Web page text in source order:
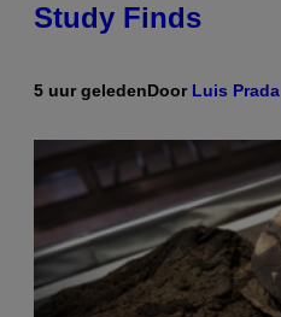
Study Finds
5 uur geledenDoor Luis Prada